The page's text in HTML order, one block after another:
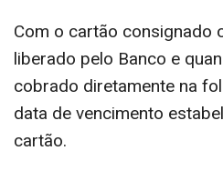
Com o cartão consignado
liberado pelo Banco e
cobrado diretamente na
data de vencimento
cartão.